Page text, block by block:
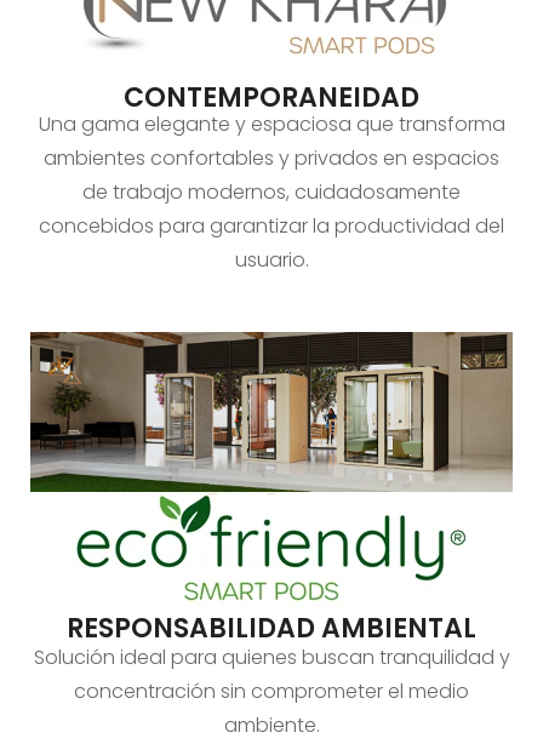
CONTEMPORANEIDAD
Una gama elegante y espaciosa que transforma
ambientes confortables y privados en espacios
de trabajo modernos, cuidadosamente
concebidos para garantizar la productividad del
usuario.
RESPONSABILIDAD AMBIENTAL
Solución ideal para quienes buscan tranquilidad y
concentración sin comprometer el medio
ambiente.